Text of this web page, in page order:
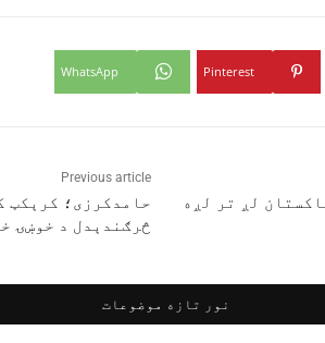
Pinterest
WhatsApp
Previous article
حامدکرزی؛ کرېکټ
څرګندېدل د خوښۍ
لږ تر لږه
نور تازه موضوعات